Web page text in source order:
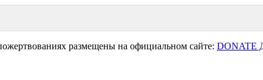
размещены на официальном сайте: